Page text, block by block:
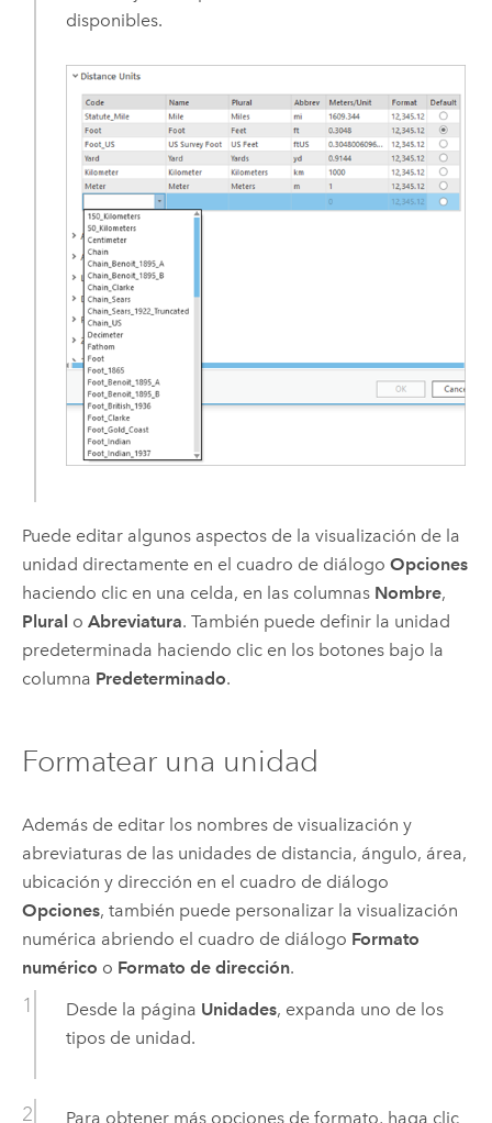
disponibles.
Puede editar algunos aspectos de la visualización de la
unidad directamente en el cuadro de diálogo Opciones
haciendo clic en una celda, en las columnas Nombre,
Plural o Abreviatura. También puede definir la unidad
predeterminada haciendo clic en los botones bajo la
columna Predeterminado.
Formatear una unidad
Además de editar los nombres de visualización y
abreviaturas de las unidades de distancia, ángulo, área,
ubicación y dirección en el cuadro de diálogo
Opciones, también puede personalizar la visualización
numérica abriendo el cuadro de diálogo Formato
numérico o Formato de dirección.
Desde la página Unidades, expanda uno de los
tipos de unidad.
Para obtener más opciones de formato, haga clic